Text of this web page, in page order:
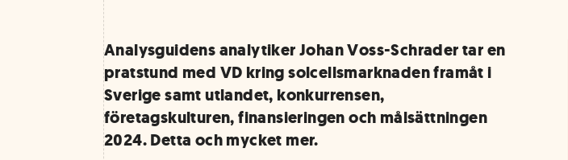
Analysguidens analytiker Johan Voss-Schrader tar en
pratstund med VD kring solcellsmarknaden framåt i
Sverige samt utlandet, konkurrensen,
företagskulturen, finansieringen och målsättningen
2024. Detta och mycket mer.